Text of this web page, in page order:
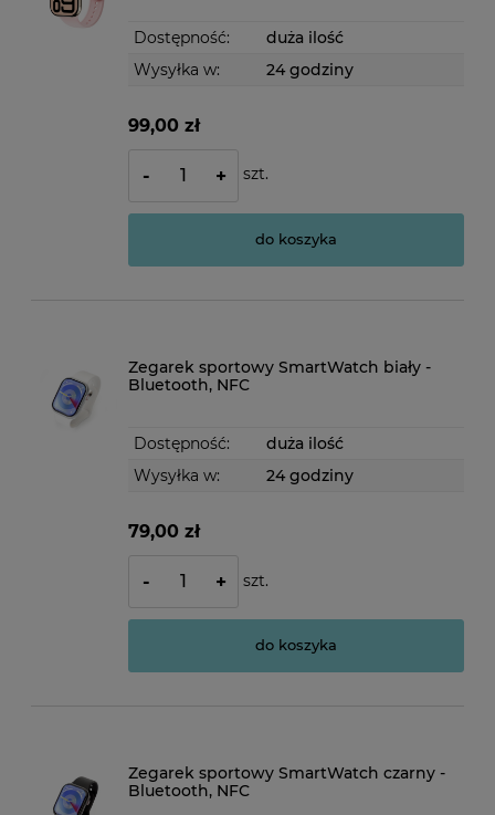
Dostępność:
duża ilość
Wysyłka w:
24 godziny
99,00 zł
- + szt.
do koszyka
Zegarek sportowy SmartWatch biały -
Bluetooth, NFC
Dostępność:
duża ilość
Wysyłka w:
24 godziny
79,00 zł
- + szt.
do koszyka
Zegarek sportowy SmartWatch czarny -
Bluetooth, NFC